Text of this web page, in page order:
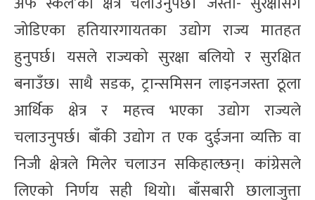
जोडिएका हतियारगायतका उद्योग राज्य मातहत
हुनुपर्छ। यसले राज्यको सुरक्षा बलियो र सुरक्षित
बनाउँछ। साथै सडक, ट्रान्समिसन लाइनजस्ता ठूला
आर्थिक क्षेत्र र महत्त्व भएका उद्योग राज्यले
चलाउनुपर्छ। बाँकी उद्योग त एक दुईजना व्यक्ति वा
निजी क्षेत्रले मिलेर चलाउन सकिहाल्छन्। कांग्रेसले
लिएको निर्णय सही थियो। बाँसबारी छालाजुत्ता